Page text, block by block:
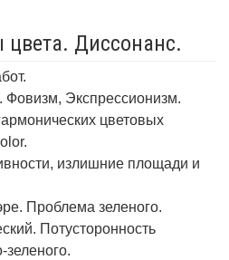
Диссонанс.
Фовизм, Экспрессионизм.
цветовых
излишние площади и
Проблема зеленого.
Потусторонность
зеленого.